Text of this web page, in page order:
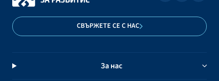
СВЪРЖЕТЕ СЕ С НАС
За нас